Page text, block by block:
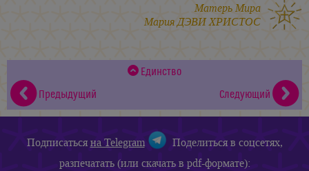
Матерь Мира
Мария ДЭВИ ХРИСТОС
Единство
Предыдущий
Следующий
Подписатьсяна Telegram
Поделиться в соцсетях,
разпечатать (или скачать в pdf-формате):